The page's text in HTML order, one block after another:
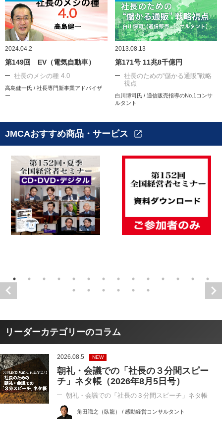
2024.04.2
第149回 EV（電気自動車）
社長のメシの種 4.0
高島健一氏 / 社長専門新事業アドバイザ
ー
2013.08.13
第171号 11兆8千億円
社長のための“儲かる通販”戦略
視点
白川博司氏 / 通信販売指導のNo.1コンサ
ルタント
JMCAおすすめ商品・サービス open_in_new
リーダーカテゴリーのコラム
2026.08.5 NEW
朝礼・会議での「社長の３分間スピー
チ」ネタ帳（2026年8月5日号）
朝礼・会議での「社長の３分間スピーチ」ネタ帳
角田識之（臥龍） / 感動経営コンサルタント